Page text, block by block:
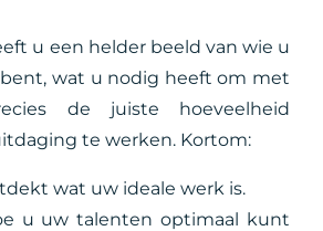
u een helder beeld van wie u
bent, wat u nodig heeft om met
de juiste hoeveelheid
te werken. Kortom:
wat uw ideale werk is.
u uw talenten optimaal kunt